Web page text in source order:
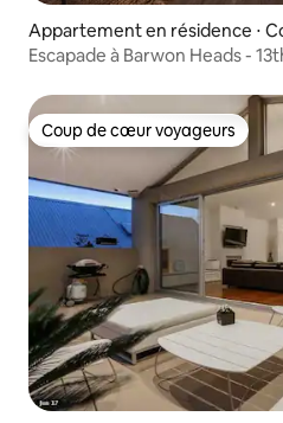
Appartement en résidence ⋅
Escapade à Barwon Heads -
Coup de cœur voyageurs
Coup de cœur voyageurs